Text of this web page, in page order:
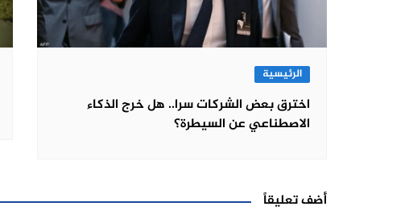
الرئيسية
اخترق بعض الشركات سرا.. هل خرج الذكاء
الاصطناعي عن السيطرة؟
أضف تعليقاً